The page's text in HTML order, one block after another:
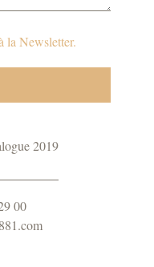
la Newsletter.
2019
00